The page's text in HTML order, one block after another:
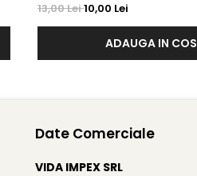
13,00 Lei10,00 Lei
ADAUGA IN COS
Date Comerciale
VIDA IMPEX SRL